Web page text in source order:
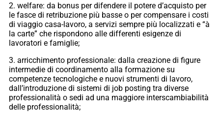
2. welfare: da bonus per difendere il potere d’acquisto per
le fasce di retribuzione più basse o per compensare i costi
di viaggio casa-lavoro, a servizi sempre più localizzati e “à
la carte” che rispondono alle differenti esigenze di
lavoratori e famiglie;
3. arricchimento professionale: dalla creazione di figure
intermedie di coordinamento alla formazione su
competenze tecnologiche e nuovi strumenti di lavoro,
dall’introduzione di sistemi di job posting tra diverse
professionalità o sedi ad una maggiore interscambiabilità
delle professionalità;